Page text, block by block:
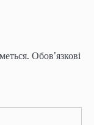
Обов’язкові